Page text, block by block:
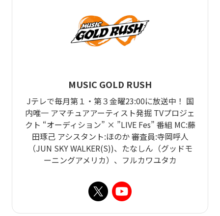
MUSIC GOLD RUSH
Jテレで毎月第１・第３金曜23:00に放送中！ 国
内唯一 アマチュアアーティスト発掘 TVプロジェ
クト “オーディション” × ”LIVE Fes” 番組 MC:藤
田琢己 アシスタント:ほのか 審査員:寺岡呼人
（JUN SKY WALKER(S))、たなしん（グッドモ
ーニングアメリカ）、フルカワユタカ